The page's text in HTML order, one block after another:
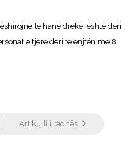
të hanë drekë, është deri
e tjerë deri të enjtën më 8
Artikulli i radhës